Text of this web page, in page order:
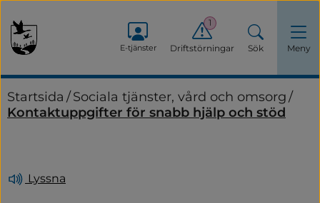
E-tjänster Driftstörningar
1
Sök Meny
Startsida /Sociala tjänster, vård och omsorg/
Kontaktuppgifter för snabb hjälp och stöd
Lyssna